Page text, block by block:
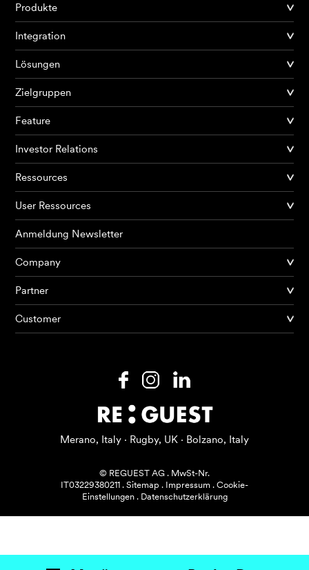
Produkte
KI Agents
Ressourcen
Über mich
Produkte
Integration
Lösungen
Zielgruppen
Feature
Investor Relations
Ressources
User Ressources
Anmeldung Newsletter
Company
Partner
Customer
Merano, Italy · Rugby, UK · Bolzano, Italy
© REGUEST AG . MwSt-Nr.
IT03229380211 . Sitemap . Impressum . Cookie-
Einstellungen. Datenschutzerklärung